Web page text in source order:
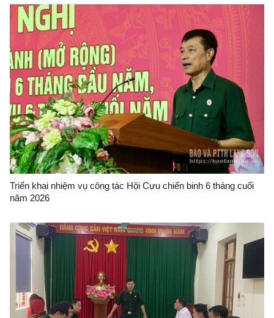
Triển khai nhiệm vụ công tác Hội Cựu chiến binh 6 tháng cuối
năm 2026